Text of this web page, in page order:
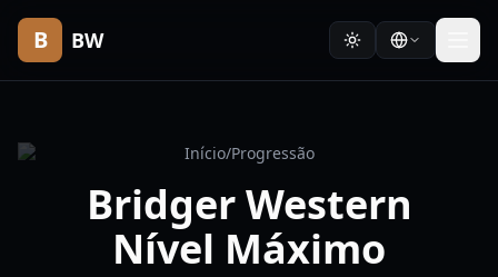
B BW
Início/Progressão
Bridger Western
Nível Máximo